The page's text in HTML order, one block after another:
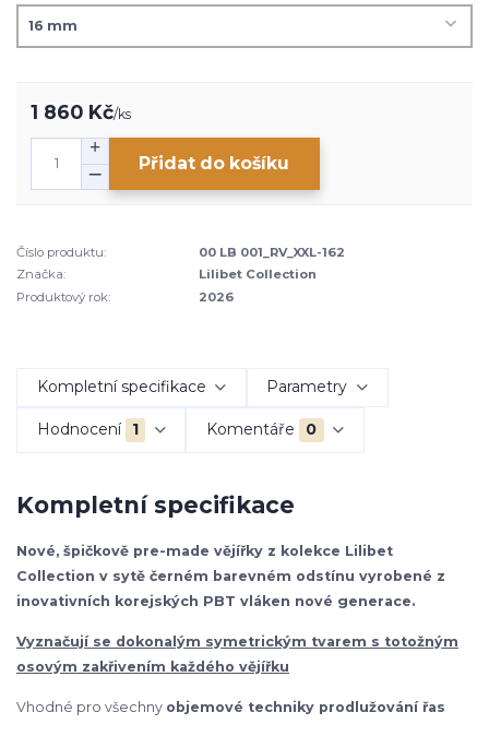
1 860 Kč/ks
Přidat do košíku
Číslo produktu:
00 LB 001_RV_XXL-162
Značka:
Lilibet Collection
Produktový rok:
2026
Kompletní specifikace Parametry
Hodnocení 1 Komentáře 0
Kompletní specifikace
Nové, špičkově pre-made vějířky z kolekce Lilibet
Collection v sytě černém barevném odstínu vyrobené z
inovativních korejských PBT vláken nové generace.
Vyznačují se dokonalým symetrickým tvarem s totožným
osovým zakřivením každého vějířku
Vhodné pro všechny objemové techniky prodlužování řas